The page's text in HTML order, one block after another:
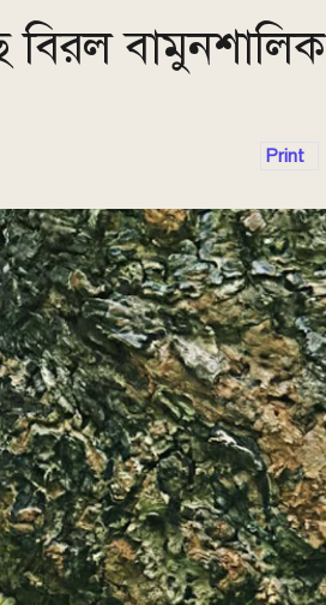
বিরল বামুনশালিক
Print